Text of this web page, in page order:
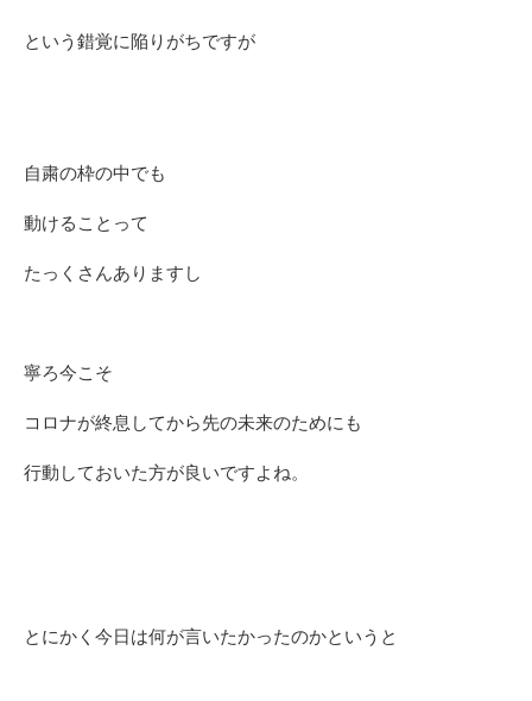
という錯覚に陥りがちですが
自粛の枠の中でも
動けることって
たっくさんありますし
寧ろ今こそ
コロナが終息してから先の未来のためにも
行動しておいた方が良いですよね。
とにかく今日は何が言いたかったのかというと